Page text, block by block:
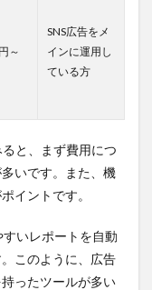
～
SNS広告をメ
インに運用し
ている方
と、まず費用につ
いです。また、機
イントです。
いレポートを自動
このように、広告
ったツールが多い